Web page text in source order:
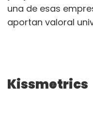
una de esas
aportan valoral
Kissmetrics